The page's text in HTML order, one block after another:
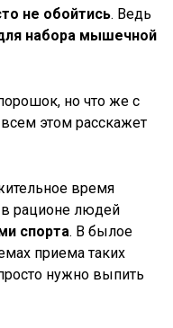
не обойтись. Ведь
набора мышечной
но что же с
этом расскажет
время
рационе людей
спорта. В былое
приема таких
нужно выпить